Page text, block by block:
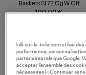
100,00 €
Baskets Sl 72 Og W Off
White/Core Black/Wonder
VOS DERNIERS
lulli-sur-la-toile.com utilise
performance,
partenaires tels que Google.
accepter l’ensemble des
nécessaires (« Continuer sans